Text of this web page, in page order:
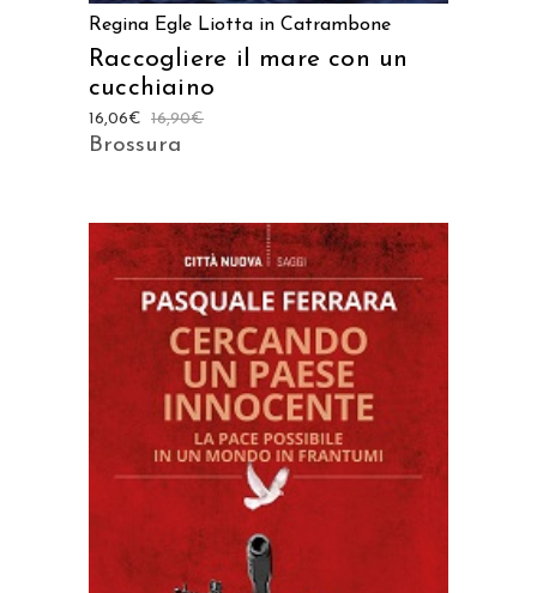
Regina Egle Liotta in Catrambone
Raccogliere il mare con un
cucchiaino
16,90€
16,06€
Brossura
AGGIUNGI AL CARRELLO